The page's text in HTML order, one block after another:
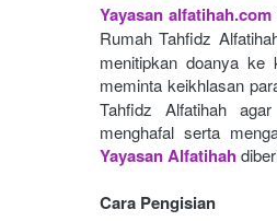
Yayasan alfatihah.com
Rumah Tahfidz
menitipkan doanya ke
meminta keikhlasan
Tahfidz Alfatihah
menghafal serta
Yayasan Alfatihah
Cara Pengisian